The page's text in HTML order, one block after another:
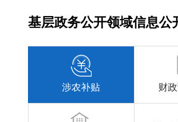
基层政务公开领域信息公
涉农补贴 财